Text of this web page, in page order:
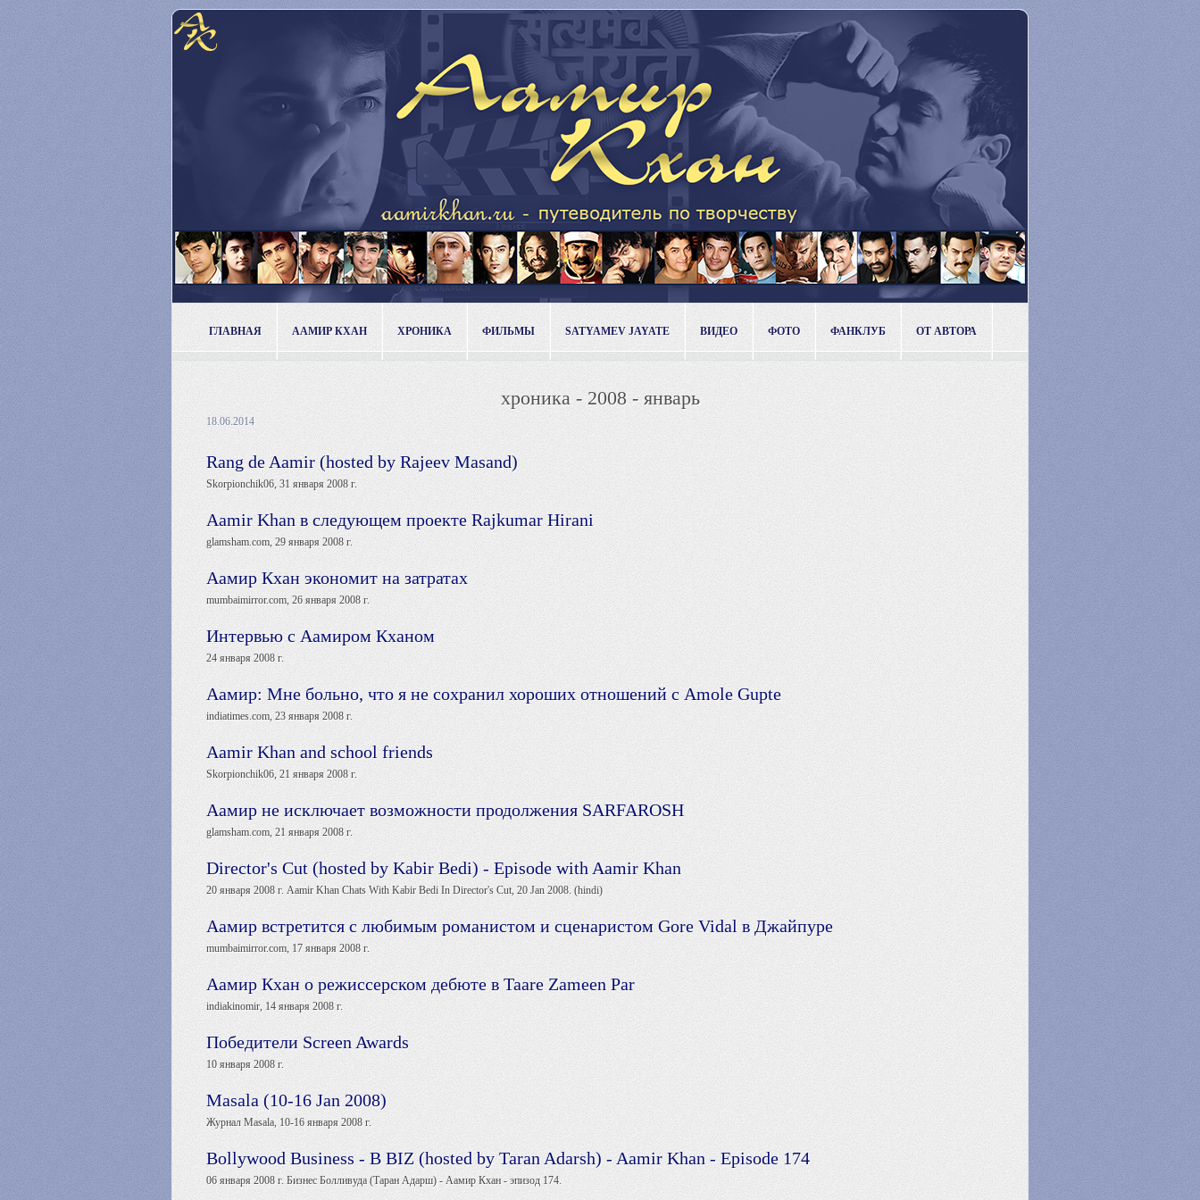
ГЛАВНАЯ ААМИР КХАН ХРОНИКА ФИЛЬМЫ SATYAMEV JAYATE ВИДЕО ФОТО ФАНКЛУБ ОТ АВТОРА
хроника - 2008 - январь
18.06.2014
Rang de Aamir (hosted by Rajeev Masand)
Skorpionchik06, 31 января 2008 г.
Aamir Khan в следующем проекте Rajkumar Hirani
glamsham.com, 29 января 2008 г.
Аамир Кхан экономит на затратах
mumbaimirror.com, 26 января 2008 г.
Интервью с Аамиром Кханом
24 января 2008 г.
Аамир: Мне больно, что я не сохранил хороших отношений с Amole Gupte
indiatimes.com, 23 января 2008 г.
Aamir Khan and school friends
Skorpionchik06, 21 января 2008 г.
Аамир не исключает возможности продолжения SARFAROSH
glamsham.com, 21 января 2008 г.
Director's Cut (hosted by Kabir Bedi) - Episode with Aamir Khan
20 января 2008 г. Aamir Khan Chats With Kabir Bedi In Director's Cut, 20 Jan 2008. (hindi)
Аамир встретится с любимым романистом и сценаристом Gore Vidal в Джайпуре
mumbaimirror.com, 17 января 2008 г.
Аамир Кхан о режиссерском дебюте в Taare Zameen Par
indiakinomir, 14 января 2008 г.
Победители Screen Awards
10 января 2008 г.
Masala (10-16 Jan 2008)
Журнал Masala, 10-16 января 2008 г.
Bollywood Business - B BIZ (hosted by Taran Adarsh) - Aamir Khan - Episode 174
06 января 2008 г. Бизнес Болливуда (Таран Адарш) - Аамир Кхан - эпизод 174.